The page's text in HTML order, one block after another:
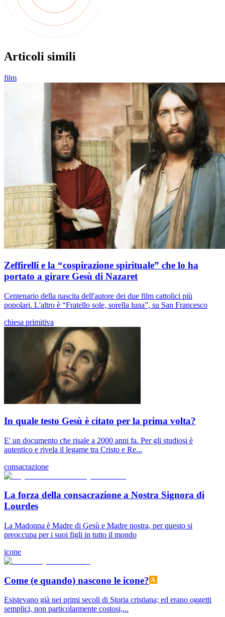
Articoli simili
film
Zeffirelli e la “cospirazione spirituale” che lo ha
portato a girare Gesù di Nazaret
Centenario della nascita dell'autore dei due film cattolici più
popolari. L'altro è “Fratello sole, sorella luna”, su San Francesco
chiesa primitiva
In quale testo Gesù è citato per la prima volta?
E' un documento che risale a 2000 anni fa. Per gli studiosi è
autentico e rivela il legame tra Cristo e Re...
consacrazione
La forza della consacrazione a Nostra Signora di
Lourdes
La Madonna è Madre di Gesù e Madre nostra, per questo si
preoccupa per i suoi figli in tutto il mondo
icone
Come (e quando) nascono le icone?
Esistevano già nei primi secoli di Storia cristiana; ed erano oggetti
semplici, non particolarmente costosi,...